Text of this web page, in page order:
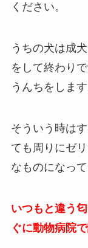
ください。
うちの犬は成
をして終わり
うんちをします
そういう時は
ても周りにゼ
なものになって
いつもと違う
ぐに動物病院